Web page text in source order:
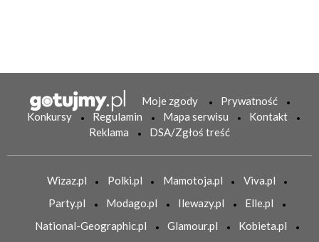
Moje zgody
Prywatność
Konkursy
Regulamin Mapa serwisu
Kontakt
Reklama
DSA/Zgłoś treść
Wizaz.pl Polki.pl Mamotoja.pl
Viva.pl
Party.pl
Modago.pl Ilewazy.pl
Elle.pl
National-Geographic.pl
Glamour.pl
Kobieta.pl